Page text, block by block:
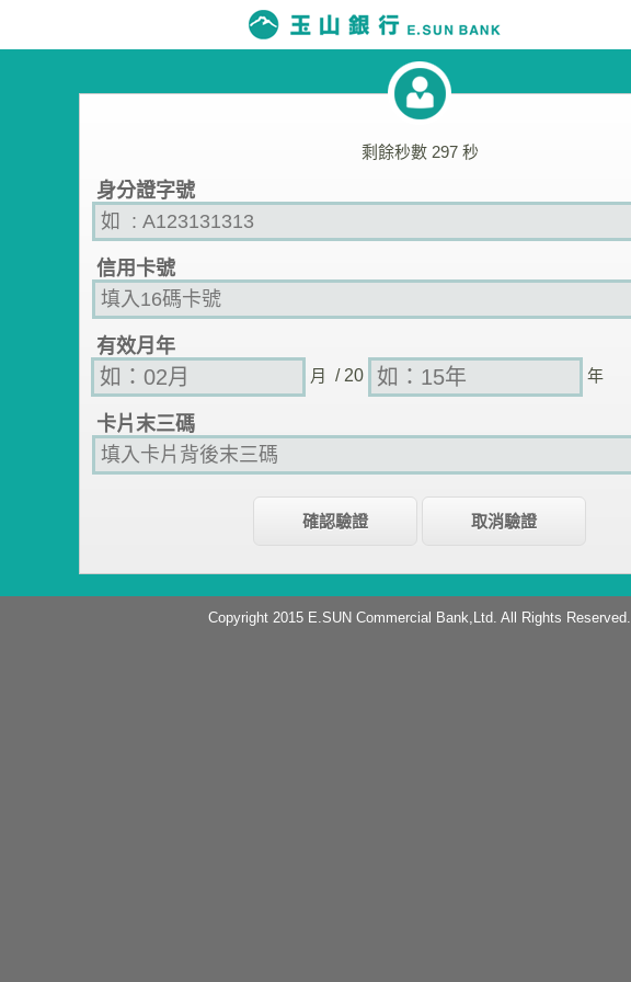
剩餘秒數 297秒
身分證字號
信用卡號
有效月年
月 / 20 年
卡片末三碼
Copyright 2015 E.SUN Commercial Bank,Ltd. All Rights Reserved.